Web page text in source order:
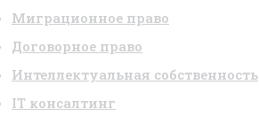
Миграционное право
Договорное право
Интеллектуальная собственность
IT консалтинг